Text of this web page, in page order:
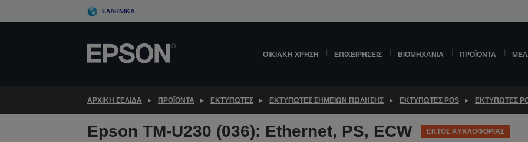
to
ΕΛΛΗΝΙΚΆ
ΟΙΚΙΑΚΉ ΧΡΉΣΗ ΕΠΙΧΕΙΡΉΣΕΙΣ ΒΙΟΜΗΧΑΝΊΑ ΠΡΟΪΌΝΤΑ
ΑΡΧΙΚΗ ΣΕΛΙΔΑ ΠΡΟΪΌΝΤΑ ΕΚΤΥΠΩΤΈΣ ΕΚΤΥΠΩΤΈΣ ΣΗΜΕΊΩΝ ΠΏΛΗΣΗΣ ΕΚΤΥΠΩΤΈΣ POS ΕΚΤΥΠΩΤΈΣ
Epson TM-U230 (036): Ethernet, PS, ECW ΕΚΤΟΣ ΚΥΚΛΟΦΟΡΙΑΣ